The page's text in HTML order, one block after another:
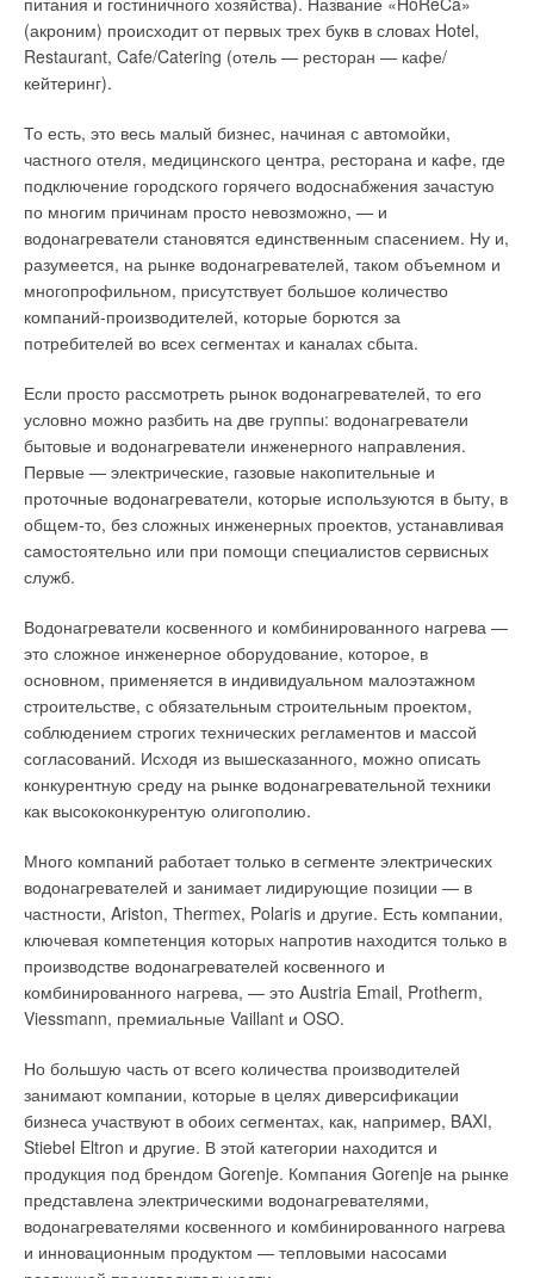
(акроним) происходит от первых трех букв в словах Hotel,
Restaurant, Cafe/Catering (отель — ресторан — кафе/
кейтеринг).
То есть, это весь малый бизнес, начиная с автомойки,
частного отеля, медицинского центра, ресторана и кафе, где
подключение городского горячего водоснабжения зачастую
по многим причинам просто невозможно, — и
водонагреватели становятся единственным спасением. Ну и,
разумеется, на рынке водонагревателей, таком объемном и
многопрофильном, присутствует большое количество
компаний-производителей, которые борются за
потребителей во всех сегментах и каналах сбыта.
Если просто рассмотреть рынок водонагревателей, то его
условно можно разбить на две группы: водонагреватели
бытовые и водонагреватели инженерного направления.
Первые — электрические, газовые накопительные и
проточные водонагреватели, которые используются в быту, в
общем-то, без сложных инженерных проектов, устанавливая
самостоятельно или при помощи специалистов сервисных
служб.
Водонагреватели косвенного и комбинированного нагрева —
это сложное инженерное оборудование, которое, в
основном, применяется в индивидуальном малоэтажном
строительстве, с обязательным строительным проектом,
соблюдением строгих технических регламентов и массой
согласований. Исходя из вышесказанного, можно описать
конкурентную среду на рынке водонагревательной техники
как высококонкурентую олигополию.
Много компаний работает только в сегменте электрических
водонагревателей и занимает лидирующие позиции — в
частности, Ariston, Тhermex, Polaris и другие. Есть компании,
ключевая компетенция которых напротив находится только в
производстве водонагревателей косвенного и
комбинированного нагрева, — это Austria Email, Protherm,
Viessmann, премиальные Vaillant и OSO.
Но большую часть от всего количества производителей
занимают компании, которые в целях диверсификации
бизнеса участвуют в обоих сегментах, как, например, BAXI,
Stiebel Eltron и другие. В этой категории находится и
продукция под брендом Gorenje. Компания Gorenje на рынке
представлена электрическими водонагревателями,
водонагревателями косвенного и комбинированного нагрева
и инновационным продуктом — тепловыми насосами
→ Бойлеры косвенного нагрева для настенных котлов
ЖУРНАЛ СОК ЯНВАРЬ 2012
→
Отопительные котлы с чугунным теплообменником и
газовой горелкой
ЖУРНАЛ СОК НОЯБРЬ 2011
Уведомления отключены
Комментарии
Добавить комментарий
Ваше имя *
Ваш E-mail *